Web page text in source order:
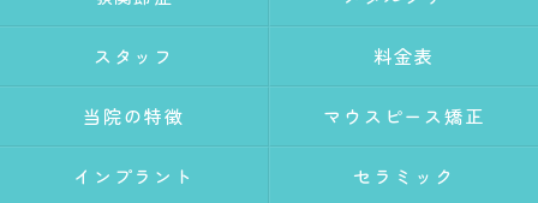
スタッフ 料金表
当院の特徴 マウスピース矯正
インプラント セラミック